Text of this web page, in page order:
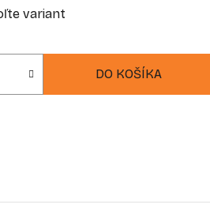
variant
DO KOŠÍKA